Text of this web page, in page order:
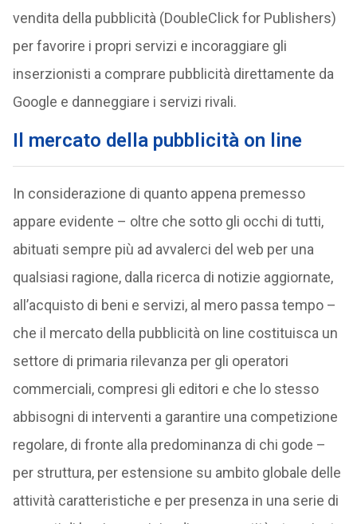
vendita della pubblicità (DoubleClick for Publishers)
per favorire i propri servizi e incoraggiare gli
inserzionisti a comprare pubblicità direttamente da
Google e danneggiare i servizi rivali.
Il mercato della pubblicità on line
In considerazione di quanto appena premesso
appare evidente – oltre che sotto gli occhi di tutti,
abituati sempre più ad avvalerci del web per una
qualsiasi ragione, dalla ricerca di notizie aggiornate,
all’acquisto di beni e servizi, al mero passa tempo –
che il mercato della pubblicità on line costituisca un
settore di primaria rilevanza per gli operatori
commerciali, compresi gli editori e che lo stesso
abbisogni di interventi a garantire una competizione
regolare, di fronte alla predominanza di chi gode –
per struttura, per estensione su ambito globale delle
attività caratteristiche e per presenza in una serie di